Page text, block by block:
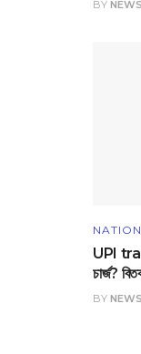
BY
UPI
চাৰ্জ?
BY